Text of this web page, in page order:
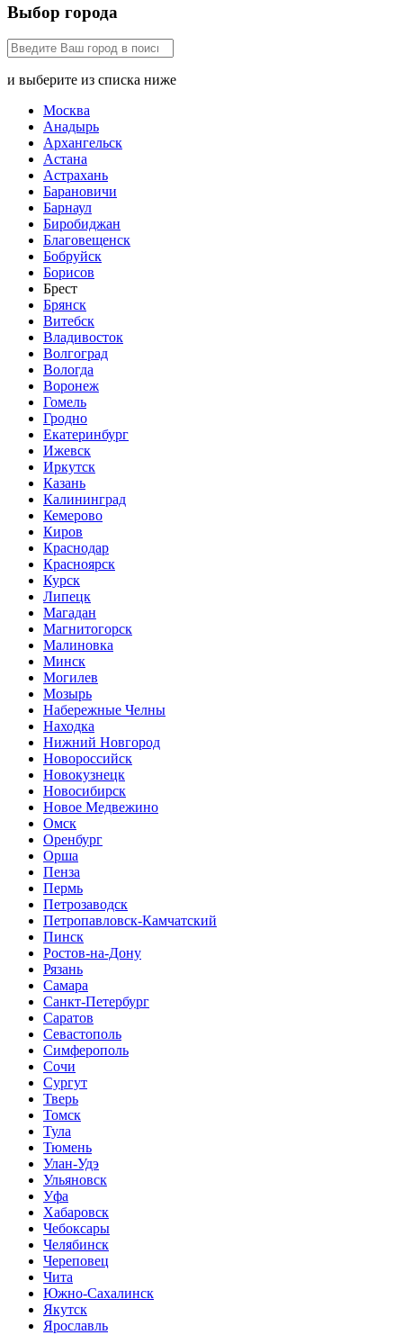
Выбор города
и выберите из списка ниже
Москва
Анадырь
Архангельск
Астана
Астрахань
Барановичи
Барнаул
Биробиджан
Благовещенск
Бобруйск
Борисов
Брест
Брянск
Витебск
Владивосток
Волгоград
Вологда
Воронеж
Гомель
Гродно
Екатеринбург
Ижевск
Иркутск
Казань
Калининград
Кемерово
Киров
Краснодар
Красноярск
Курск
Липецк
Магадан
Магнитогорск
Малиновка
Минск
Могилев
Мозырь
Набережные Челны
Находка
Нижний Новгород
Новороссийск
Новокузнецк
Новосибирск
Новое Медвежино
Омск
Оренбург
Орша
Пенза
Пермь
Петрозаводск
Петропавловск-Камчатский
Пинск
Ростов-на-Дону
Рязань
Самара
Санкт-Петербург
Саратов
Севастополь
Симферополь
Сочи
Сургут
Тверь
Томск
Тула
Тюмень
Улан-Удэ
Ульяновск
Уфа
Хабаровск
Чебоксары
Челябинск
Череповец
Чита
Южно-Сахалинск
Якутск
Ярославль